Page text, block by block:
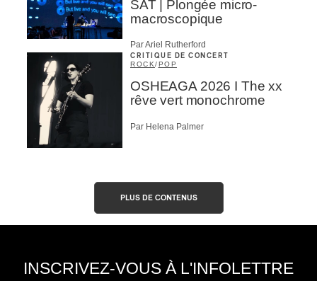
SAT | Plongée micro-
macroscopique
Par Ariel Rutherford
CRITIQUE DE CONCERT
ROCK/POP
OSHEAGA 2026 I The xx
rêve vert monochrome
Par Helena Palmer
PLUS DE CONTENUS
INSCRIVEZ-VOUS À L'INFOLETTRE